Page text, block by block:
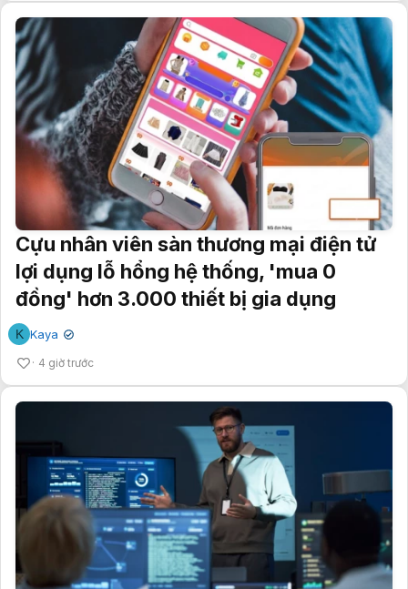
Cựu nhân viên sàn thương mại điện tử
lợi dụng lỗ hổng hệ thống, 'mua 0
đồng' hơn 3.000 thiết bị gia dụng
K Kaya ✔
4 giờ trước